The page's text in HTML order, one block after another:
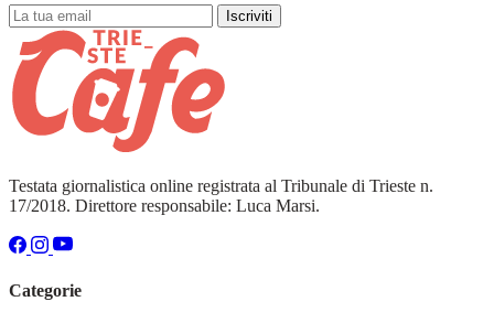
Iscriviti
Testata giornalistica online registrata al Tribunale di Trieste n.
17/2018. Direttore responsabile: Luca Marsi.
Categorie